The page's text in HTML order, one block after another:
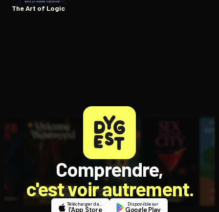
The Art of Logic
Comprendre,
c'est voir autrement.
Télécharger dans
l'App Store
Disponible sur
Google Play